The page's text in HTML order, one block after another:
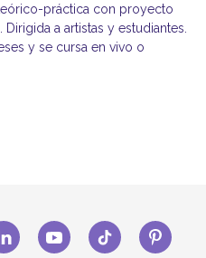
práctica con proyecto
a artistas y estudiantes.
y se cursa en vivo o